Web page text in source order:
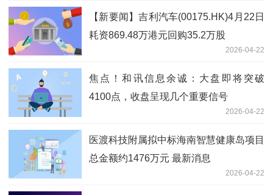
【新要闻】吉利汽车(00175.HK)4月22日
耗资869.48万港元回购35.2万股
2026-04-22
焦点！和讯信息余诚：大盘即将突破
4100点，收盘呈现几个重要信号
2026-04-22
医渡科技附属拟中标海南智慧健康岛项目
总金额约1476万元 最新消息
2026-04-22